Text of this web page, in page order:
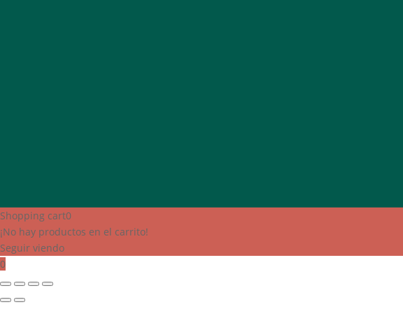
Shopping cart0
¡No hay productos en el carrito!
Seguir viendo
0